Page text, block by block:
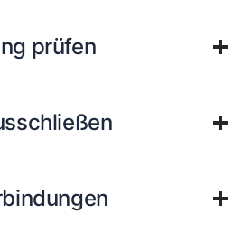
prüfen